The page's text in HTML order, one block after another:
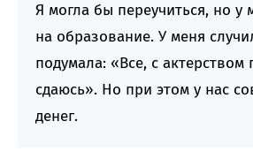
Я могла бы переучиться, но у
на образование. У меня
подумала: «Все, с актерством
сдаюсь». Но при этом у нас
денег.